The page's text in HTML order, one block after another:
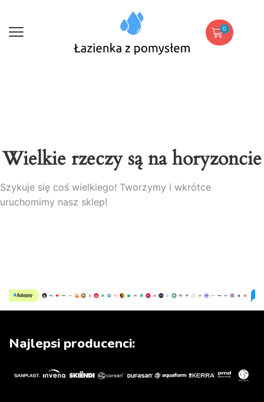
0
Wielkie rzeczy są na horyzoncie
Szykuje się coś wielkiego! Tworzymy i wkrótce
uruchomimy nasz sklep!
Najlepsi producenci: